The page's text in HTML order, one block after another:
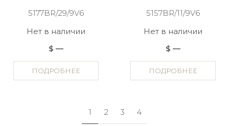
5177BR/29/9V6
Нет в наличии
$ —
ПОДРОБНЕЕ
5157BR/11/9V6
Нет в наличии
$ —
ПОДРОБНЕЕ
1 2 3 4